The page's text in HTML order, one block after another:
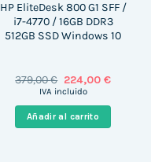
HP EliteDesk 800 G1 SFF /
i7-4770 / 16GB DDR3
512GB SSD Windows 10
379,00€ El
precio
era:
379,00 €.
224,00 €El
es:
224,00
IVA incluido
Añadir al carrito